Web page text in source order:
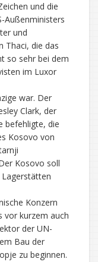
und die
Außenministers
und
Thaci, die das
so sehr bei dem
im Luxor
war. Der
Clark, der
befehligte, die
Kosovo von
Kosovo soll
Konzern
vor kurzem auch
der UN-
Bau der
zu beginnen.